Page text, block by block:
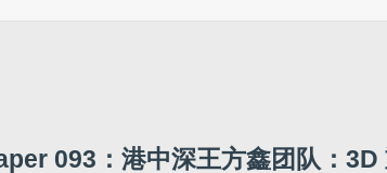
093：港中深王方鑫团队：3D